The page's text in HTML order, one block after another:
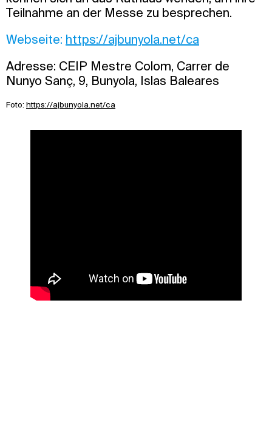
Teilnahme an der Messe zu besprechen.
Webseite: https://ajbunyola.net/ca
Adresse: CEIP Mestre Colom, Carrer de
Nunyo Sanç, 9, Bunyola, Islas Baleares
Foto: https://ajbunyola.net/ca